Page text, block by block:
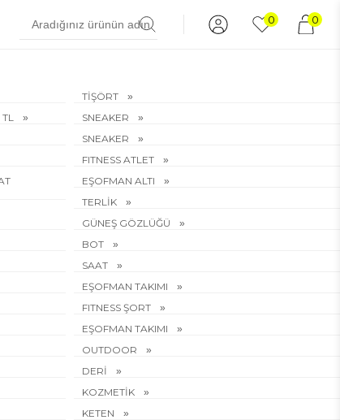
0 0
TİŞÖRT
TL
SNEAKER
SNEAKER
FITNESS ATLET
EŞOFMAN ALTI
TERLİK
GÜNEŞ GÖZLÜĞÜ
BOT
SAAT
EŞOFMAN TAKIMI
FITNESS ŞORT
EŞOFMAN TAKIMI
OUTDOOR
DERİ
KOZMETİK
KETEN